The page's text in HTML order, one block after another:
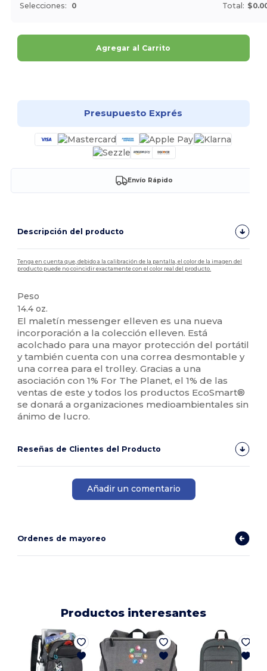
Selecciones: 0 Total:
Agregar al Carrito
Presupuesto Exprés
Envío Rápido
Descripción del producto
Tenga en cuenta que, debido a la calibración de la pantalla, el color de la imagen del
producto puede no coincidir exactamente con el color real del producto.
Peso
14.4 oz.
El maletín messenger elleven es una nueva
incorporación a la colección elleven. Está
acolchado para una mayor protección del portátil
y también cuenta con una correa desmontable y
una correa para el trolley. Gracias a una
asociación con 1% For The Planet, el 1% de las
ventas de este y todos los productos EcoSmart®
se donará a organizaciones medioambientales sin
ánimo de lucro.
Reseñas de Clientes del Producto
Añadir un comentario
Ordenes de mayoreo
Productos interesantes